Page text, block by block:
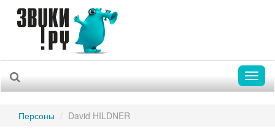
Персоны David HILDNER